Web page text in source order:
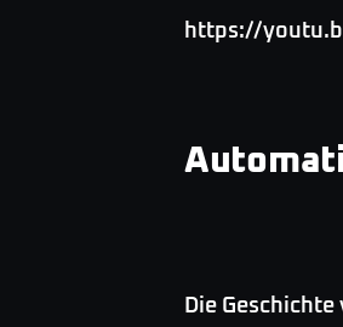
https://
Die